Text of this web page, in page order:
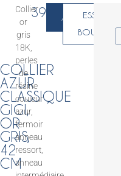
COLLIER
AZUR
CLASSIQUE
GIGI,
OR
GRIS,
42
CM
Collier
or
gris
18K,
perles
de
résine
couleur
azur,
fermoir
anneau
ressort,
anneau
395 AJOUTER AU
ESSAYER
BOUTIQUE